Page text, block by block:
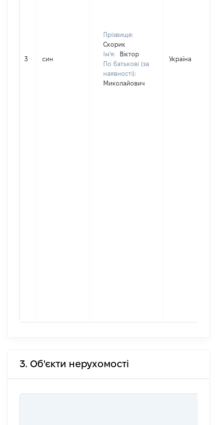
3 син
Прізвище:
Скорик
Ім'я:
Віктор
По батькові (за
наявності):
Миколайович
Україна
3. Об'єкти нерухомості